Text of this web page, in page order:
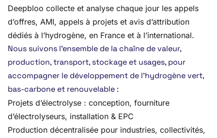
Deepbloo collecte et analyse chaque jour les appels
d’offres, AMI, appels à projets et avis d’attribution
dédiés à l’hydrogène, en France et à l’international.
Nous suivons l’ensemble de la chaîne de valeur,
production, transport, stockage et usages, pour
accompagner le développement de l’hydrogène vert,
bas-carbone et renouvelable :
Projets d’électrolyse : conception, fourniture
d’électrolyseurs, installation & EPC
Production décentralisée pour industries, collectivités,